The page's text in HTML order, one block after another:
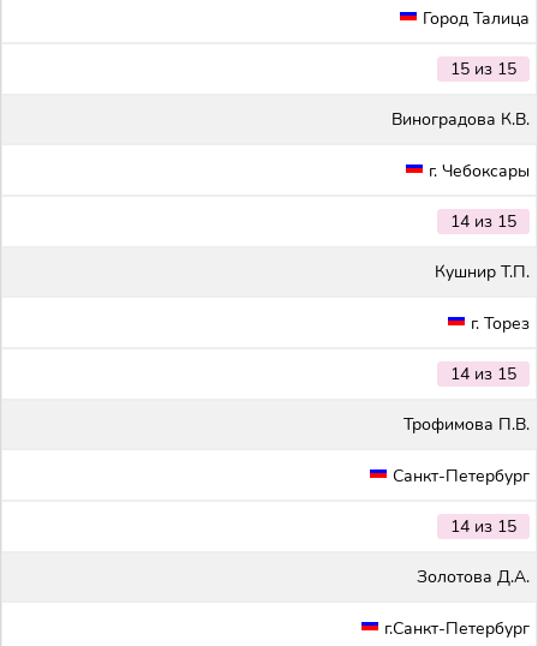
Город Талица
15 из 15
Виноградова К.В.
г. Чебоксары
14 из 15
Кушнир Т.П.
г. Торез
14 из 15
Трофимова П.В.
Санкт-Петербург
14 из 15
Золотова Д.А.
г.Санкт-Петербург